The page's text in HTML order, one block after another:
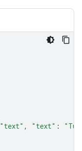
"text" , "text" :